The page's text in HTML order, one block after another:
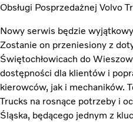
Obsługi Posprzedażnej Volvo
Nowy serwis będzie
Zostanie on przeniesiony z
Świętochłowicach do
dostępności dla klientów i
kierowców, jak i mechaników.
Trucks na rosnące potrzeby i
Śląska, będącego jednym z